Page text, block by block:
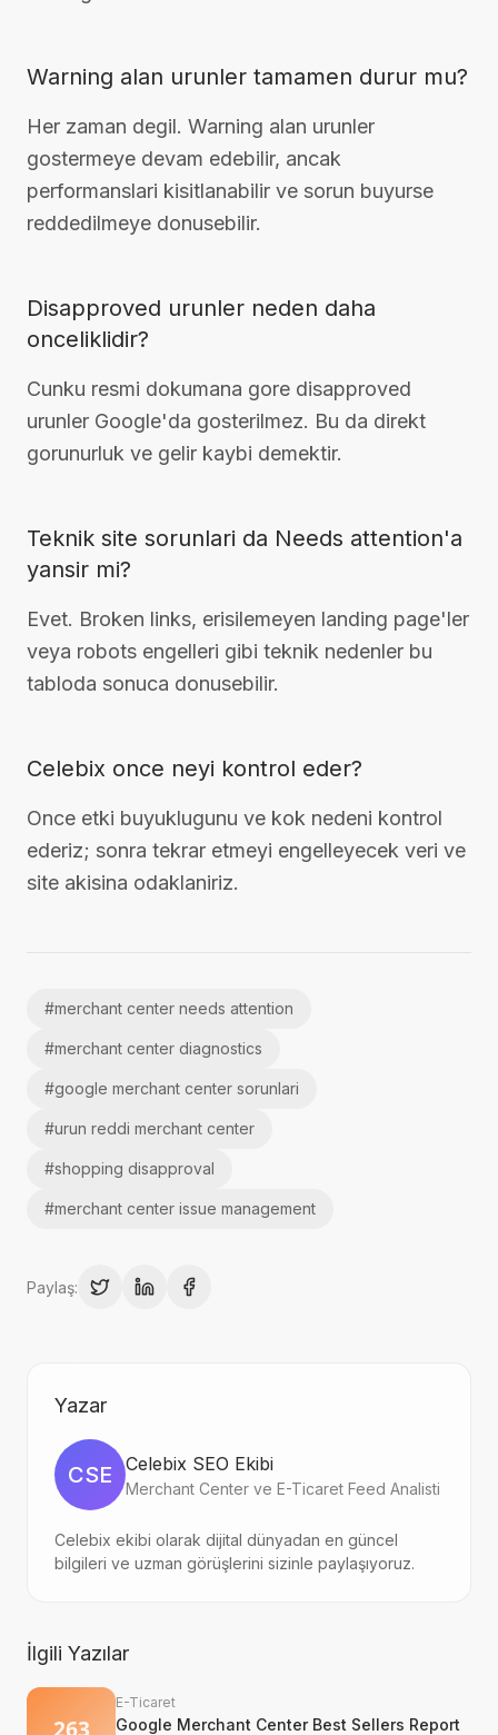
Warning alan urunler tamamen durur mu?
Her zaman degil. Warning alan urunler
gostermeye devam edebilir, ancak
performanslari kisitlanabilir ve sorun buyurse
reddedilmeye donusebilir.
Disapproved urunler neden daha
onceliklidir?
Cunku resmi dokumana gore disapproved
urunler Google'da gosterilmez. Bu da direkt
gorunurluk ve gelir kaybi demektir.
Teknik site sorunlari da Needs attention'a
yansir mi?
Evet. Broken links, erisilemeyen landing page'ler
veya robots engelleri gibi teknik nedenler bu
tabloda sonuca donusebilir.
Celebix once neyi kontrol eder?
Once etki buyuklugunu ve kok nedeni kontrol
ederiz; sonra tekrar etmeyi engelleyecek veri ve
site akisina odaklaniriz.
#merchant center needs attention
#merchant center diagnostics
#google merchant center sorunlari
#urun reddi merchant center
#shopping disapproval
#merchant center issue management
Paylaş:
Yazar
CSE Celebix SEO Ekibi
Merchant Center ve E-Ticaret Feed Analisti
Celebix ekibi olarak dijital dünyadan en güncel
bilgileri ve uzman görüşlerini sizinle paylaşıyoruz.
İlgili Yazılar
E-Ticaret
Google Merchant Center Best Sellers Report